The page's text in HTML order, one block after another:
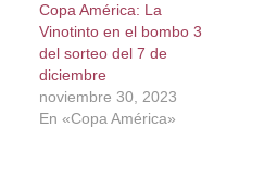
Copa América: La
Vinotinto en el bombo 3
del sorteo del 7 de
diciembre
noviembre 30, 2023
En «Copa América»